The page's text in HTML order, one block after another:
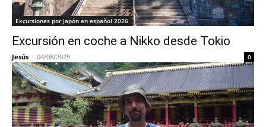
Excursiones por Japón en español 2026
Excursión en coche a Nikko desde Tokio
Jesús - 04/08/2025 0